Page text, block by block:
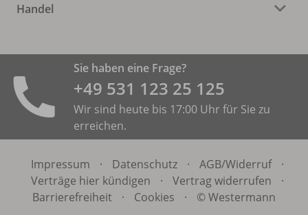
Handel
Sie haben eine Frage?
+49 531 ­123 25 125
Wir sind heute bis 17:00 Uhr für Sie zu
erreichen.
Impressum · Datenschutz · AGB/Widerruf
·
Verträge hier kündigen
· Vertrag widerrufen
·
Barrierefreiheit
· Cookies · © Westermann